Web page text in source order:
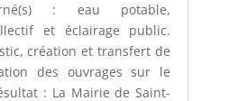
: eau potable,
et éclairage public.
création et transfert de
des ouvrages sur le
: La Mairie de Saint-